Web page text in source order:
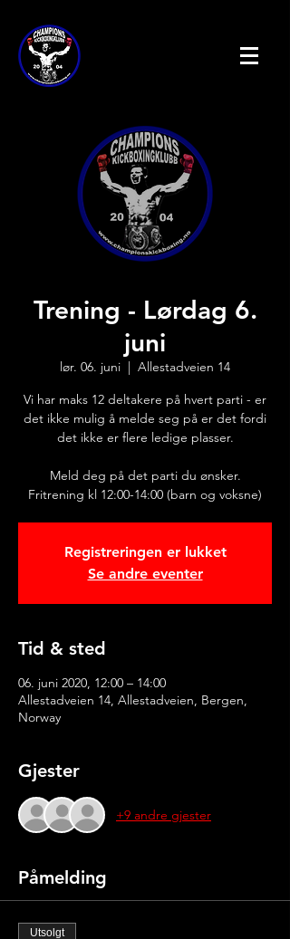
Trening - Lørdag 6.
juni
lør. 06. juni
  |
Allestadveien 14
Vi har maks 12 deltakere på hvert parti - er
det ikke mulig å melde seg på er det fordi
det ikke er flere ledige plasser.
Meld deg på det parti du ønsker.
Fritrening kl 12:00-14:00 (barn og voksne)
Registreringen er lukket
Se andre eventer
Tid & sted
06. juni 2020, 12:00 – 14:00
Allestadveien 14, Allestadveien, Bergen,
Norway
Gjester
+9 andre gjester
Påmelding
Utsolgt